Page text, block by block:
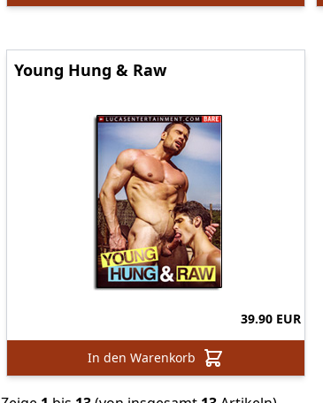
Young Hung & Raw
39.90 EUR
In den Warenkorb